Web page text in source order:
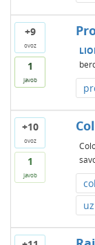
+9
ovoz
1
javob
+10
ovoz
1
javob
uz